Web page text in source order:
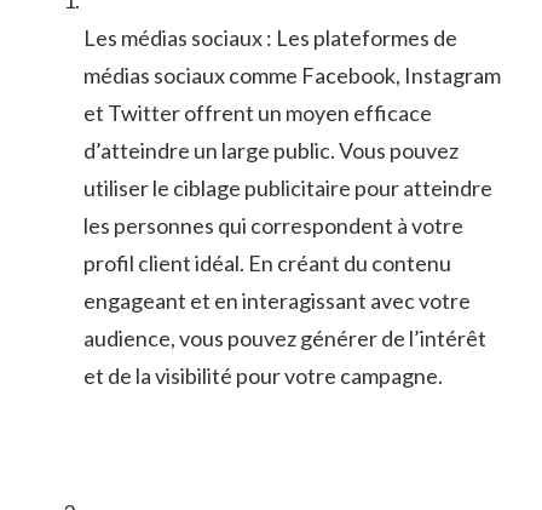
Les médias sociaux : Les plateformes⁣ de
médias sociaux comme Facebook,⁤ Instagram
et Twitter offrent un⁤ moyen efficace
d’atteindre un large ​public.⁢ Vous pouvez
utiliser le ciblage publicitaire pour atteindre
les‌ personnes qui ⁤correspondent ‍à votre
profil client idéal. En créant du ‍contenu
engageant et en‌ interagissant avec votre
audience, ​vous pouvez​ générer de l’intérêt
et de la visibilité pour votre campagne.